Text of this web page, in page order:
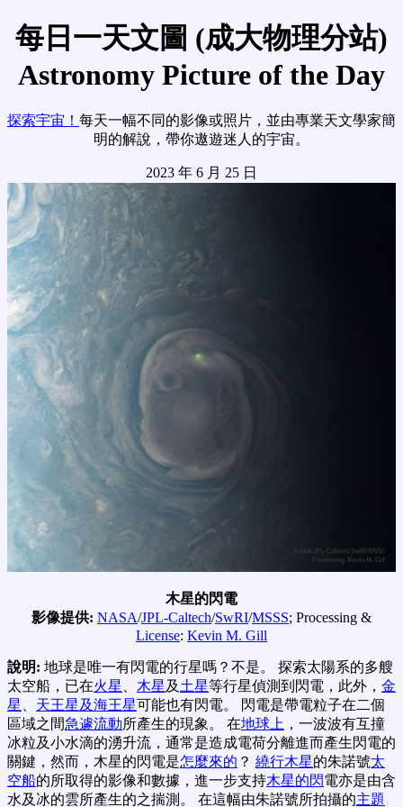
每日一天文圖 (成大物理分站)
Astronomy Picture of the Day
探索宇宙！ 每天一幅不同的影像或照片，並由專業天文學家簡
明的解說，帶你遨遊迷人的宇宙。
2023 年 6 月 25 日
木星的閃電
影像提供: NASA/JPL-Caltech/SwRI/MSSS; Processing &
License: Kevin M. Gill
說明: 地球是唯一有閃電的行星嗎？不是。 探索太陽系的多艘
太空船，已在火星 木星 及 土星等行星偵測到閃電，此外， 金
星
天王星及海王星可能也有閃電。 閃電是帶電粒子在二個
區域之間急遽流動所產生的現象。 在地球上 ，一波波有互撞
冰粒及小水滴的湧升流，通常是造成電荷分離進而產生閃電的
關鍵，然而，木星的閃電是怎麼來的 ？ 繞行木星的朱諾號太
空船的所取得的影像和數據，進一步支持木星的閃電亦是由含
水及冰的雲所產生的之揣測。 在這幅由朱諾號所拍攝的主題